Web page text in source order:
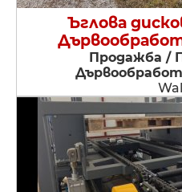
Ъглова
Продажба /